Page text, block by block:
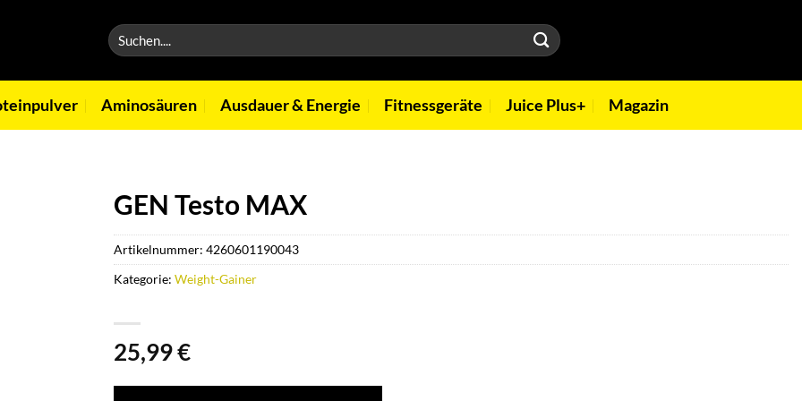
Suchen
nach:
Aminosäuren Ausdauer & Energie Fitnessgeräte Juice Plus+ Magazin
GEN Testo MAX
25,99€
Artikelnummer: 4260601190043
Kategorie: Weight-Gainer